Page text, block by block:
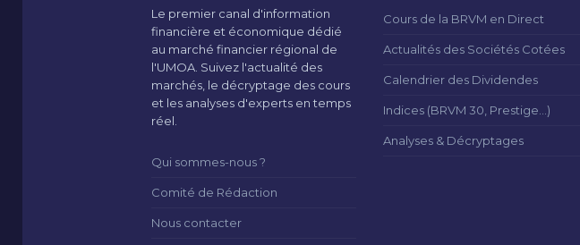
Le premier canal d'information
financière et économique dédié
au marché financier régional de
l'UMOA. Suivez l'actualité des
marchés, le décryptage des cours
et les analyses d'experts en temps
réel.
Qui sommes-nous ?
Comité de Rédaction
Nous contacter
Cours de la BRVM en Direct
Actualités des Sociétés Cotées
Calendrier des Dividendes
Indices (BRVM 30, Prestige...)
Analyses & Décryptages